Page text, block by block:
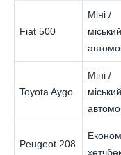
Fiat 500
Міні /
міський
Toyota Aygo
Міні /
міський
Peugeot 208